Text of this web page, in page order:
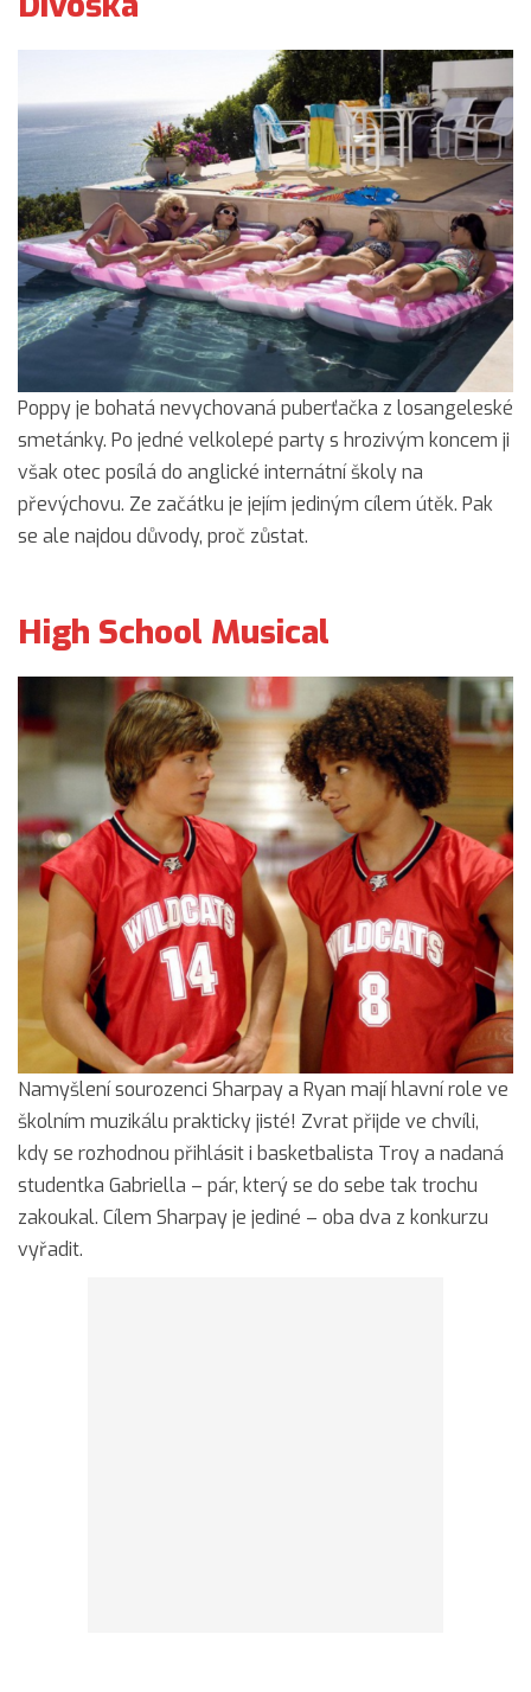
Poppy je bohatá nevychovaná puberťačka z losangeleské
smetánky. Po jedné velkolepé party s hrozivým koncem ji
však otec posílá do anglické internátní školy na
převýchovu. Ze začátku je jejím jediným cílem útěk. Pak
se ale najdou důvody, proč zůstat.
High School Musical
Namyšlení sourozenci Sharpay a Ryan mají hlavní role ve
školním muzikálu prakticky jisté! Zvrat přijde ve chvíli,
kdy se rozhodnou přihlásit i basketbalista Troy a nadaná
studentka Gabriella – pár, který se do sebe tak trochu
zakoukal. Cílem Sharpay je jediné – oba dva z konkurzu
vyřadit.